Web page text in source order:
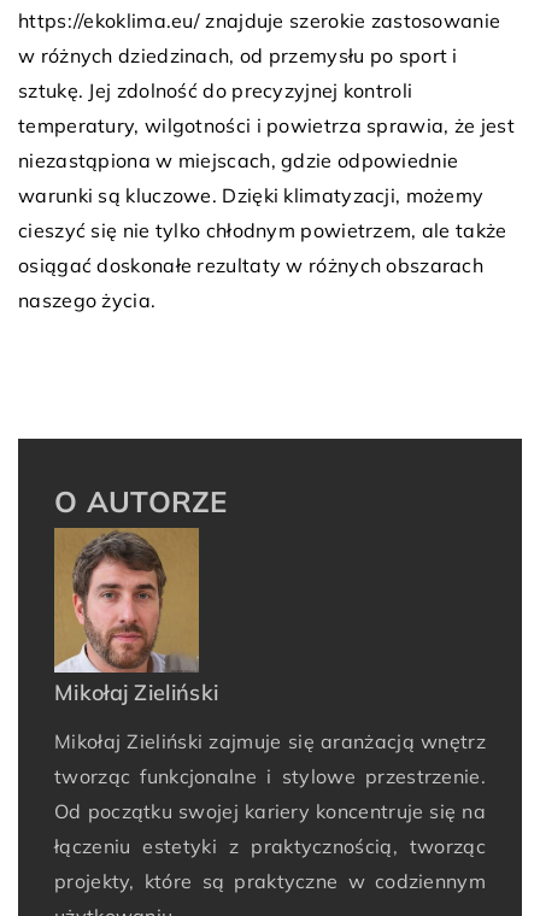
https://ekoklima.eu/ znajduje szerokie zastosowanie
w różnych dziedzinach, od przemysłu po sport i
sztukę. Jej zdolność do precyzyjnej kontroli
temperatury, wilgotności i powietrza sprawia, że jest
niezastąpiona w miejscach, gdzie odpowiednie
warunki są kluczowe. Dzięki klimatyzacji, możemy
cieszyć się nie tylko chłodnym powietrzem, ale także
osiągać doskonałe rezultaty w różnych obszarach
naszego życia.
O AUTORZE
Mikołaj Zieliński
Mikołaj Zieliński zajmuje się aranżacją wnętrz
tworząc funkcjonalne i stylowe przestrzenie.
Od początku swojej kariery koncentruje się na
łączeniu estetyki z praktycznością, tworząc
projekty, które są praktyczne w codziennym